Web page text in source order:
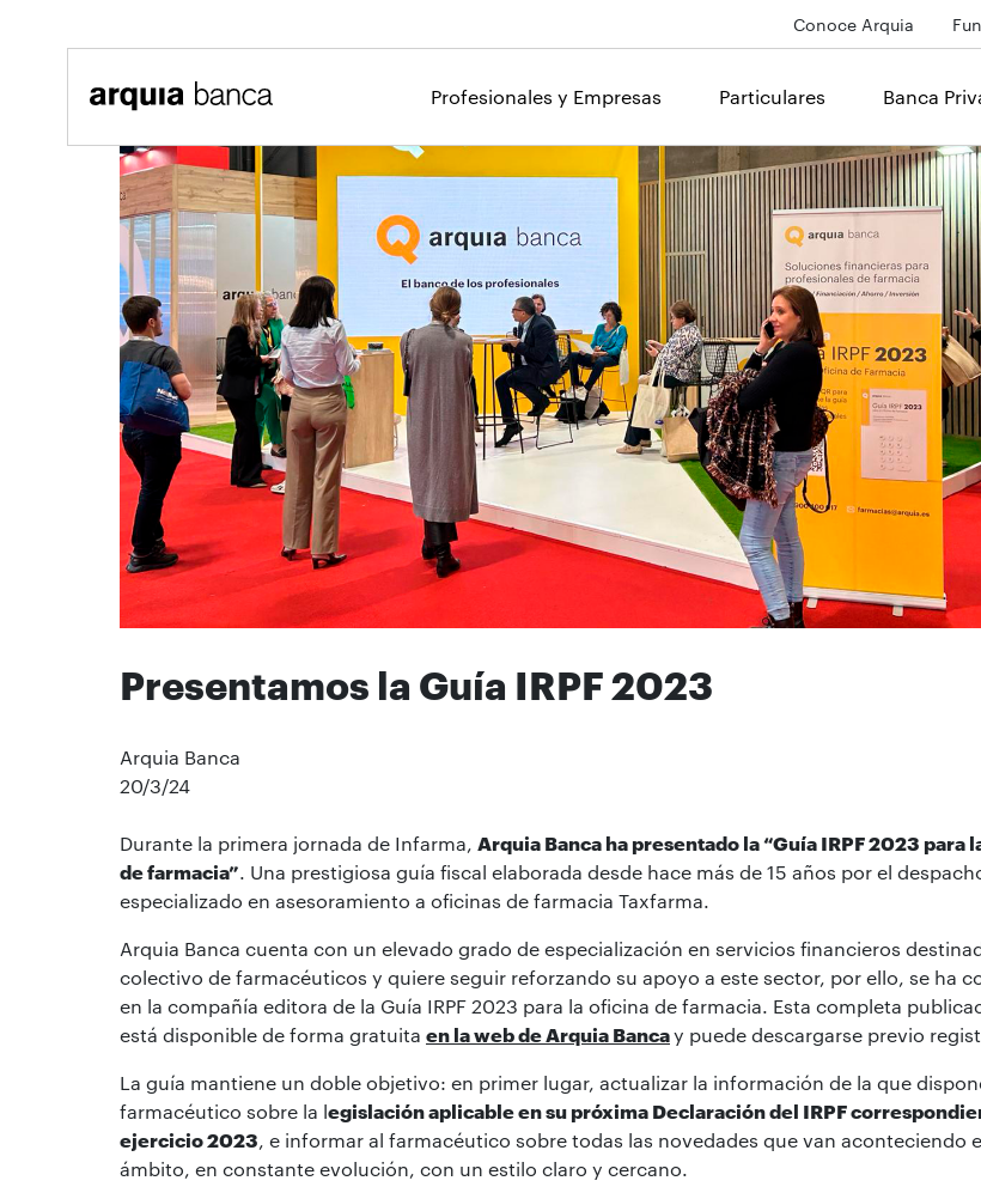
Conoce Arquia
Profesionales y Empresas Particulares Banca
Presentamos la Guía IRPF 2023
Arquia Banca
20/3/24
Durante la primera jornada de Infarma, Arquia Banca ha presentado la “Guía IRPF 2023 para
de farmacia”. Una prestigiosa guía fiscal elaborada desde hace más de 15 años por el
especializado en asesoramiento a oficinas de farmacia Taxfarma.
Arquia Banca cuenta con un elevado grado de especialización en servicios financieros
colectivo de farmacéuticos y quiere seguir reforzando su apoyo a este sector, por ello, se ha
en la compañía editora de la Guía IRPF 2023 para la oficina de farmacia. Esta completa
está disponible de forma gratuita en la web de Arquia Bancay puede descargarse previo
La guía mantiene un doble objetivo: en primer lugar, actualizar la información de la que
farmacéutico sobre la legislación aplicable en su próxima Declaración del IRPF
ejercicio 2023, e informar al farmacéutico sobre todas las novedades que van aconteciendo
ámbito, en constante evolución, con un estilo claro y cercano.